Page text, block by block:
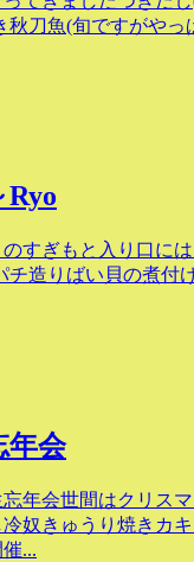
秋刀魚(旬ですがや
すぎもと入り口に
チ造りばい貝の煮付
年会
年会世間はクリス
奴きゅうり焼きカ
...